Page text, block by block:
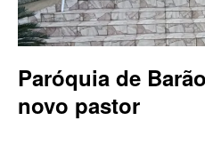
Paróquia de
novo pastor